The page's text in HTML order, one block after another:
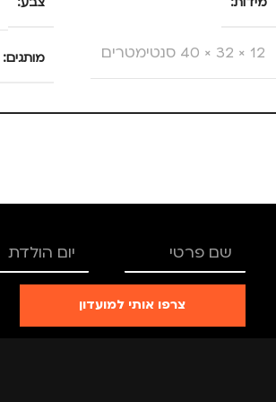
12 × 32 × 40 סנטימטרים
MOLESKINE
תיק גב
מותגים
צרפו אותי למועדון